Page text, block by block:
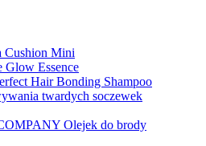
Cushion Mini
Essence
Hair Bonding Shampoo
twardych soczewek
Olejek do brody